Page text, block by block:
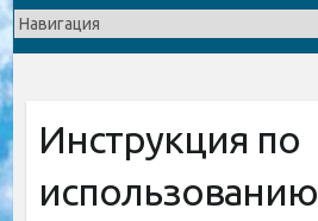
Инструкция по
использованию